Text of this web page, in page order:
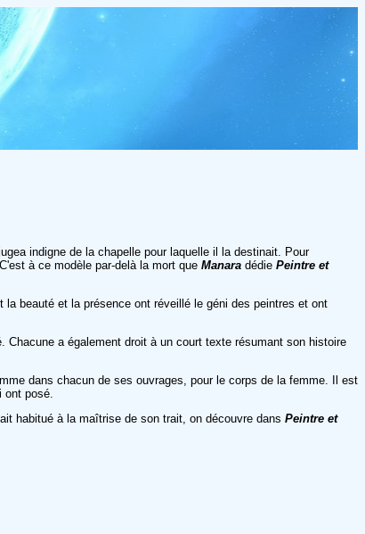
indigne de la chapelle pour laquelle il la destinait. Pour
C'est à ce modèle par-delà la mort que Manara dédie Peintre et
beauté et la présence ont réveillé le géni des peintres et ont
a également droit à un court texte résumant son histoire
dans chacun de ses ouvrages, pour le corps de la femme. Il est
posé.
habitué à la maîtrise de son trait, on découvre dans Peintre et